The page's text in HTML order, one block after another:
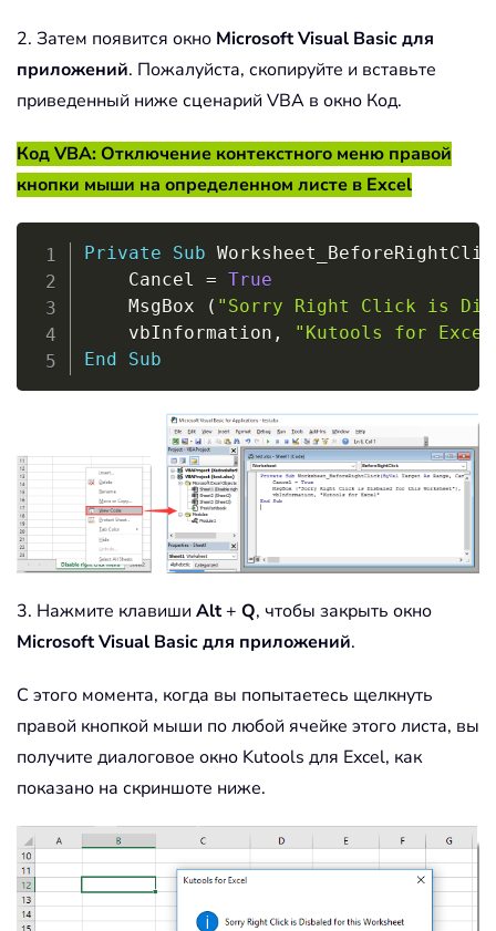
2. Затем появится окно Microsoft Visual Basic для
приложений. Пожалуйста, скопируйте и вставьте
приведенный ниже сценарий VBA в окно Код.
Код VBA: Отключение контекстного меню правой
кнопки мыши на определенном листе в Excel
Private Sub
    Cancel
= True
    MsgBox
( "Sorry Right Click is
    vbInformation
,
"Kutools for
End
Sub
Copy
3. Нажмите клавиши Alt+ Q, чтобы закрыть окно
Microsoft Visual Basic для приложений.
С этого момента, когда вы попытаетесь щелкнуть
правой кнопкой мыши по любой ячейке этого листа, вы
получите диалоговое окно Kutools для Excel, как
показано на скриншоте ниже.